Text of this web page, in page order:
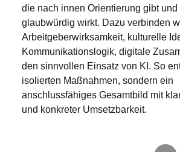
die nach innen Orientierung gibt
glaubwürdig wirkt. Dazu verbinden
Arbeitgeberwirksamkeit, kulturelle
Kommunikationslogik, digitale
den sinnvollen Einsatz von KI. So
isolierten Maßnahmen, sondern ein
anschlussfähiges Gesamtbild mit
und konkreter Umsetzbarkeit.